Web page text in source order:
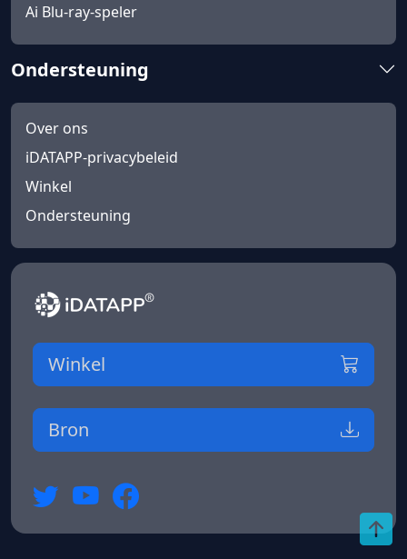
Ai Blu-ray-speler
Ondersteuning
Over ons
iDATAPP-privacybeleid
Winkel
Ondersteuning
Winkel
Bron